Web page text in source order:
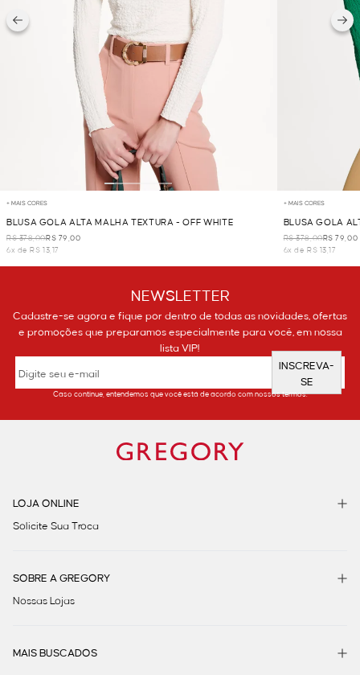
+ MAIS CORES
BLUSA GOLA ALTA MALHA TEXTURA - OFF WHITE
R$ 378,00R$ 79,00
6x de R$ 13,17
+ MAIS CORES
BLUSA GOLA
R$ 378,00R$ 79,00
6x de R$ 13,17
NEWSLETTER
Cadastre-se agora e fique por dentro de todas as novidades, ofertas
e promoções que preparamos especialmente para você, em nossa
lista VIP!
INSCREVA-
SE
Caso continue, entendemos que você está de acordo com nossos termos.
LOJA ONLINE
Solicite Sua Troca
SOBRE A GREGORY
Nossas Lojas
MAIS BUSCADOS